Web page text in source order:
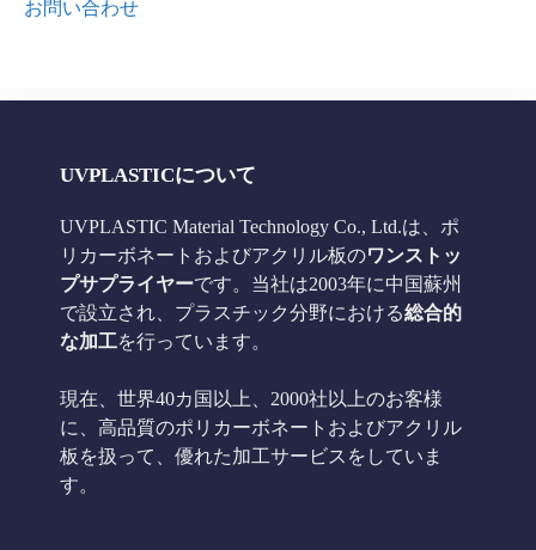
お問い合わせ
UVPLASTICについて
UVPLASTIC Material Technology Co., Ltd.は、ポ
リカーボネートおよびアクリル板のワンストッ
プサプライヤーです。当社は2003年に中国蘇州
で設立され、プラスチック分野における総合的
な加工を行っています。
現在、世界40カ国以上、2000社以上のお客様
に、高品質のポリカーボネートおよびアクリル
板を扱って、優れた加工サービスをしていま
す。